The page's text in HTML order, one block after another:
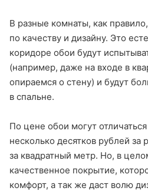
В разные комнаты, как
по качеству и дизайну. Это
коридоре обои будут
(например, даже на входе в
опираемся о стену) и будут
в спальне.
По цене обои могут
несколько десятков рублей за
за квадратный метр. Но, в
качественное покрытие,
комфорт, а так же даст волю